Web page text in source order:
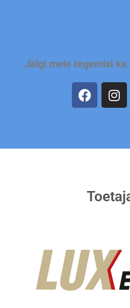
Jälgi meie tegemisi